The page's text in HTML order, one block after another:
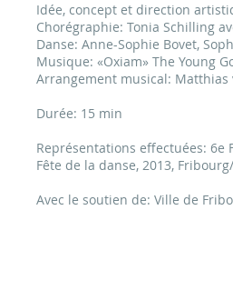
Idée, concept et direction
Chorégraphie: Tonia Schilling
Danse: Anne-Sophie Bovet,
Musique: «Oxiam» The Young
Arrangement musical: Matthias
Durée: 15 min
Représentations effectuées: 6e
Fête de la danse, 2013,
Avec le soutien de: Ville de